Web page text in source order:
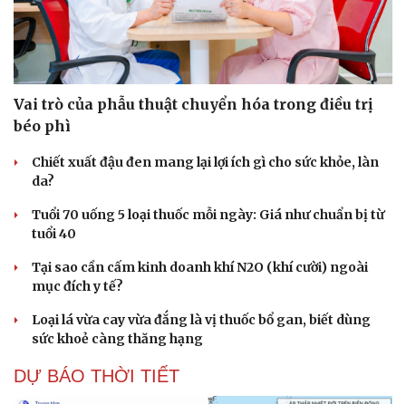
Vai trò của phẫu thuật chuyển hóa trong điều trị
béo phì
Chiết xuất đậu đen mang lại lợi ích gì cho sức khỏe, làn
da?
Tuổi 70 uống 5 loại thuốc mỗi ngày: Giá như chuẩn bị từ
tuổi 40
Tại sao cần cấm kinh doanh khí N2O (khí cười) ngoài
mục đích y tế?
Loại lá vừa cay vừa đắng là vị thuốc bổ gan, biết dùng
sức khoẻ càng thăng hạng
DỰ BÁO THỜI TIẾT